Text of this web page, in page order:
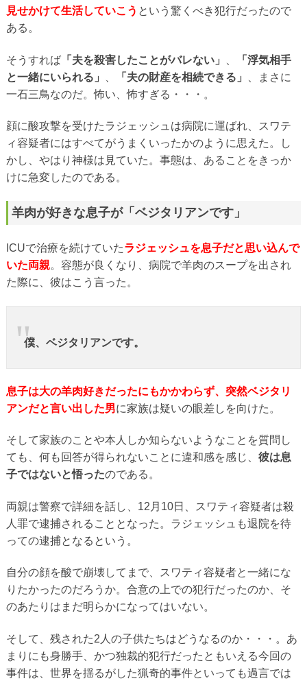
見せかけて生活していこう という驚くべき犯行だったので
ある。
そうすれば「夫を殺害したことがバレない」
「浮気相手
と一緒にいられる」
「夫の財産を相続できる」
、まさに
一石三鳥なのだ。怖い、怖すぎる・・・。
顔に酸攻撃を受けたラジェッシュは病院に運ばれ、スワテ
ィ容疑者にはすべてがうまくいったかのように思えた。し
かし、やはり神様は見ていた。事態は、あることをきっか
けに急変したのである。
羊肉が好きな息子が「ベジタリアンです」
ICUで治療を続けていたラジェッシュを息子だと思い込んで
いた両親。容態が良くなり、病院で羊肉のスープを出され
た際に、彼はこう言った。
僕、ベジタリアンです。
息子は大の羊肉好きだったにもかかわらず、突然ベジタリ
アンだと言い出した男に家族は疑いの眼差しを向けた。
そして家族のことや本人しか知らないようなことを質問し
ても、何も回答が得られないことに違和感を感じ、 彼は息
子ではないと悟ったのである。
両親は警察で詳細を話し、12月10日、スワティ容疑者は殺
人罪で逮捕されることとなった。ラジェッシュも退院を待
っての逮捕となるという。
自分の顔を酸で崩壊してまで、スワティ容疑者と一緒にな
りたかったのだろうか。合意の上での犯行だったのか、そ
のあたりはまだ明らかになってはいない。
そして、残された2人の子供たちはどうなるのか・・・。あ
まりにも身勝手、かつ独裁的犯行だったともいえる今回の
事件は、世界を揺るがした猟奇的事件といっても過言では